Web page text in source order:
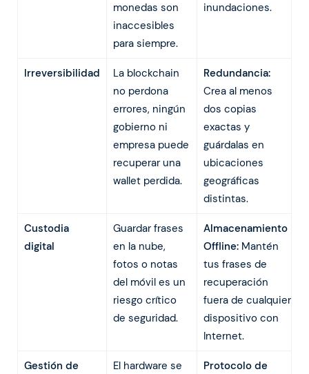
monedas son
inaccesibles
para siempre.
inundaciones.
Irreversibilidad
La blockchain
no perdona
errores, ningún
gobierno ni
empresa puede
recuperar una
wallet perdida.
Redundancia:
Crea al menos
dos copias
exactas y
guárdalas en
ubicaciones
geográficas
distintas.
Custodia
digital
Guardar frases
en la nube,
fotos o notas
del móvil es un
riesgo crítico
de seguridad.
Almacenamiento
Offline:Mantén
tus frases de
recuperación
fuera de cualquier
dispositivo con
Internet.
Gestión de
El hardware se
Protocolo de